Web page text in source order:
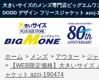
大きいサイズのメンズ専門店ビッグエム
DODD デザイン フリースジャケット azcj-
ホーム > メンズ > アウター > ジ
>
【WEB限定価格】大きいサイ
ャケット azcj-190474